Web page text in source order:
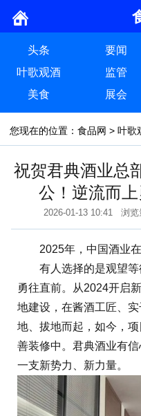
头条 要闻
叶歌观酒
监管
美食
展会
您现在的位置： 食品网 > 叶歌
祝贺君典酒业总
公！逆流而
2026-01-13 10:41 浏
2025年，中国酒业在
有人选择的是观望等
勇往直前。从2024开启
地建设，在酱酒工匠、
地、拔地而起，如今，
善装修中。君典酒业有
一支新势力、新力量。